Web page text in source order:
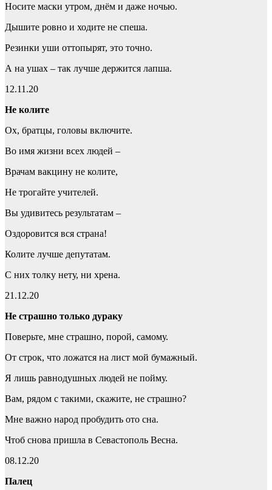
Носите маски утром, днём и даже ночью.
Дышите ровно и ходите не спеша.
Резинки уши оттопырят, это точно.
А на ушах – так лучше держится лапша.
12.11.20
Не колите
Ох, братцы, головы включите.
Во имя жизни всех людей –
Врачам вакцину не колите,
Не трогайте учителей.
Вы удивитесь результатам –
Оздоровится вся страна!
Колите лучше депутатам.
С них толку нету, ни хрена.
21.12.20
Не страшно только дураку
Поверьте, мне страшно, порой, самому.
От строк, что ложатся на лист мой бумажный.
Я лишь равнодушных людей не пойму.
Вам, рядом с такими, скажите, не страшно?
Мне важно народ пробудить ото сна.
Чтоб снова пришла в Севастополь Весна.
08.12.20
Палец